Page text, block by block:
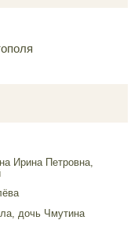
Ирина Петровна,
дочь Чмутина